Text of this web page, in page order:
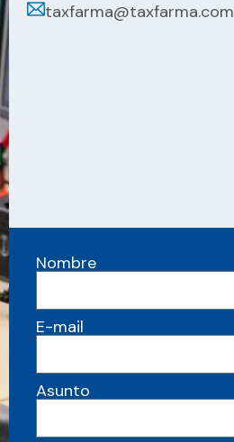
taxfarma@taxfarma.com
Nombre
E-mail
Asunto